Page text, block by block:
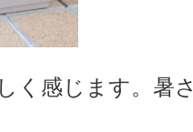
く感じます。暑